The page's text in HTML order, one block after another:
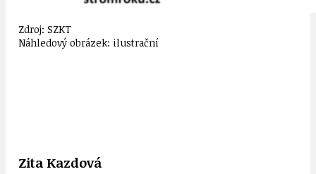
Zdroj: SZKT
Náhledový obrázek: ilustrační
Zita Kazdová